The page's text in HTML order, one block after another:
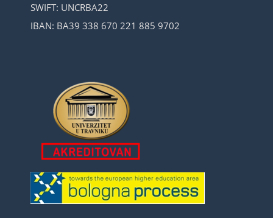
SWIFT: UNCRBA22
IBAN: BA39 338 670 221 885 9702